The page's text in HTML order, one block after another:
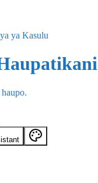
ya Kasulu